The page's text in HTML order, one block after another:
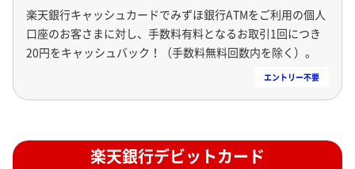
楽天銀行キャッシュカードでみずほ銀行ATMをご利用の個人
口座のお客さまに対し、手数料有料となるお取引1回につき
20円をキャッシュバック！（手数料無料回数内を除く）。
楽天銀行デビットカード